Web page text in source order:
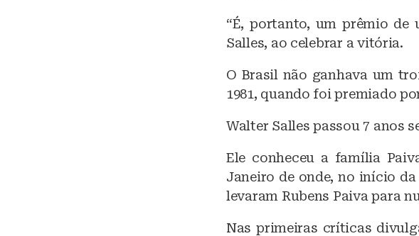
“É, portanto, um prêmio de
Salles, ao celebrar a vitória.
O Brasil não ganhava um
1981, quando foi premiado
Walter Salles passou 7 anos
Ele conheceu a família
Janeiro de onde, no início
levaram Rubens Paiva para
Nas primeiras críticas